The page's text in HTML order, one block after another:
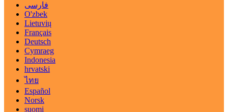
فارسی
O'zbek
Lietuvių
Français
Deutsch
Cymraeg
Indonesia
hrvatski
ไทย
Español
Norsk
suomi